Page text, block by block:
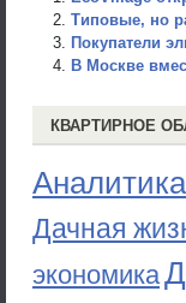
Типовые, но
Покупатели
В Москве
КВАРТИРНОЕ
Аналитика
Дачная
экономика